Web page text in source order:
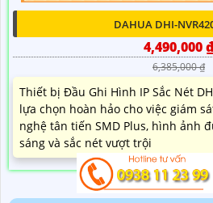
DAHUA DHI-
4,490,000
6,385,000 ₫
Thiết bị Đầu Ghi Hình IP Sắc Nét
lựa chọn hoàn hảo cho việc giám
nghệ tân tiến SMD Plus, hình ảnh
sáng và sắc nét vượt trội